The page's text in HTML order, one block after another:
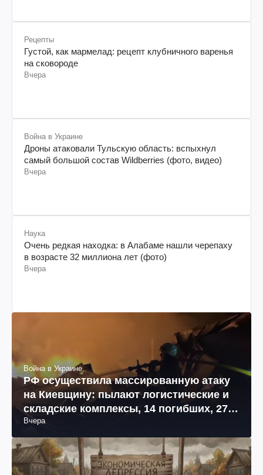
Рецепты
Густой, как мармелад: рецепт клубничного варенья
на сковороде
Вчера
Война в Украине
Дроны атаковали Тульскую область: вспыхнул
самый большой состав Wildberries (фото, видео)
Вчера
Наука
Очень редкая находка: в Алабаме нашли черепаху
в возрасте 32 миллиона лет (фото)
Вчера
Война в Украине
РФ осуществила массированную атаку
на Киевщину: пылают логистические и
складские комплексы, 14 погибших, 27
раненых (фото, видео)
Вчера